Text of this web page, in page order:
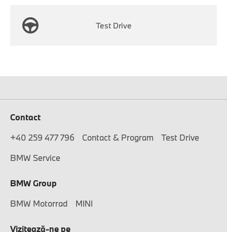
Test Drive
Contact
+40 259 477 796
Contact & Program
Test Drive
BMW Service
BMW Group
BMW Motorrad
MINI
Vizitează-ne pe